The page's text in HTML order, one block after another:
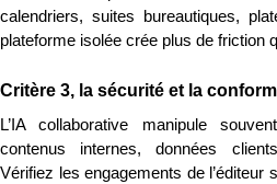
calendriers, suites bureautiques,
plateforme isolée crée plus de friction
Critère 3, la sécurité et la
L’IA collaborative manipule
contenus internes, données
Vérifiez les engagements de l’éditeur